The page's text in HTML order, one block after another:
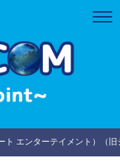
ト エンターテイメント）（